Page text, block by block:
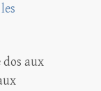
dos aux